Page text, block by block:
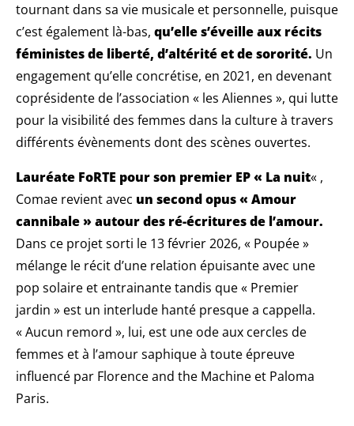
tournant dans sa vie musicale et personnelle, puisque
c’est également là-bas, qu’elle s’éveille aux récits
féministes de liberté, d’altérité et de sororité. Un
engagement qu’elle concrétise, en 2021, en devenant
coprésidente de l’association « les Aliennes », qui lutte
pour la visibilité des femmes dans la culture à travers
différents évènements dont des scènes ouvertes.
Lauréate FoRTE pour son premier EP « La nuit« ,
Comae revient avec un second opus « Amour
cannibale » autour des ré-écritures de l’amour.
Dans ce projet sorti le 13 février 2026, « Poupée »
mélange le récit d’une relation épuisante avec une
pop solaire et entrainante tandis que « Premier
jardin » est un interlude hanté presque a cappella.
« Aucun remord », lui, est une ode aux cercles de
femmes et à l’amour saphique à toute épreuve
influencé par Florence and the Machine et Paloma
Paris.